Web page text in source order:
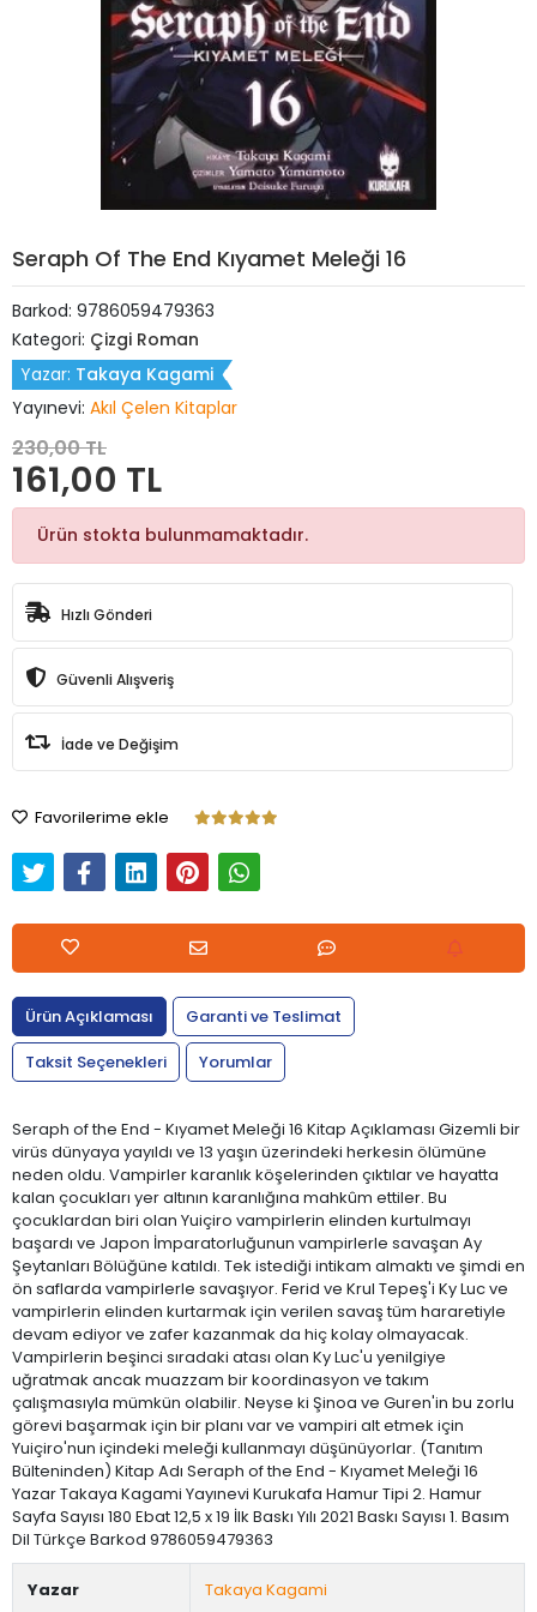
Seraph Of The End Kıyamet Meleği 16
Barkod: 9786059479363
Kategori: Çizgi Roman
Yazar: Takaya Kagami
Yayınevi: Akıl Çelen Kitaplar
230,00 TL
161,00 TL
Ürün stokta bulunmamaktadır.
Hızlı Gönderi
Güvenli Alışveriş
İade ve Değişim
Favorilerime ekle
Ürün Açıklaması
Garanti ve Teslimat
Taksit Seçenekleri
Yorumlar
Seraph of the End - Kıyamet Meleği 16 Kitap Açıklaması Gizemli bir
virüs dünyaya yayıldı ve 13 yaşın üzerindeki herkesin ölümüne
neden oldu. Vampirler karanlık köşelerinden çıktılar ve hayatta
kalan çocukları yer altının karanlığına mahkûm ettiler. Bu
çocuklardan biri olan Yuiçiro vampirlerin elinden kurtulmayı
başardı ve Japon İmparatorluğunun vampirlerle savaşan Ay
Şeytanları Bölüğüne katıldı. Tek istediği intikam almaktı ve şimdi en
ön saflarda vampirlerle savaşıyor. Ferid ve Krul Tepeş'i Ky Luc ve
vampirlerin elinden kurtarmak için verilen savaş tüm hararetiyle
devam ediyor ve zafer kazanmak da hiç kolay olmayacak.
Vampirlerin beşinci sıradaki atası olan Ky Luc'u yenilgiye
uğratmak ancak muazzam bir koordinasyon ve takım
çalışmasıyla mümkün olabilir. Neyse ki Şinoa ve Guren'in bu zorlu
görevi başarmak için bir planı var ve vampiri alt etmek için
Yuiçiro'nun içindeki meleği kullanmayı düşünüyorlar. (Tanıtım
Bülteninden) Kitap Adı Seraph of the End - Kıyamet Meleği 16
Yazar Takaya Kagami Yayınevi Kurukafa Hamur Tipi 2. Hamur
Sayfa Sayısı 180 Ebat 12,5 x 19 İlk Baskı Yılı 2021 Baskı Sayısı 1. Basım
Dil Türkçe Barkod 9786059479363
Yazar Takaya Kagami